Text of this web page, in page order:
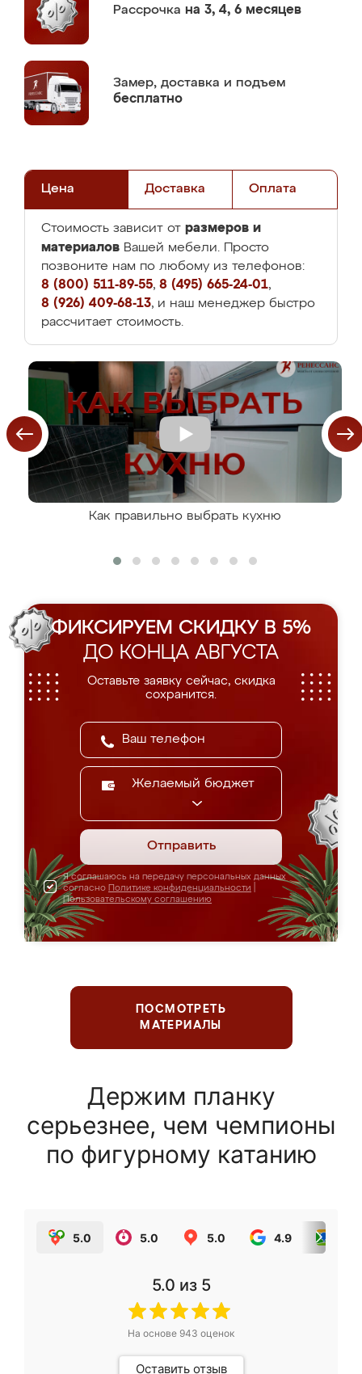
Рассрочка на 3, 4, 6 месяцев
Замер, доставка и подъем
бесплатно
Цена Доставка Оплата
Стоимость зависит от размеров и
материалов Вашей мебели. Просто
позвоните нам по любому из телефонов:
8 (800) 511-89-55, 8 (495) 665-24-01,
8 (926) 409-68-13, и наш менеджер быстро
рассчитает стоимость.
Как правильно выбрать кухню
ФИКСИРУЕМ СКИДКУ В 5%
ДО КОНЦА АВГУСТА
Оставьте заявку сейчас, скидка
сохранится.
Желаемый бюджет
Отправить
Я соглашаюсь на передачу персональных данных
согласно Политике конфиденциальности
Пользовательскому соглашению
ПОСМОТРЕТЬ
МАТЕРИАЛЫ
Держим планку
серьезнее, чем чемпионы
по фигурному катанию
5.0 5.0 5.0 4.9
5.0 из 5
На основе 943 оценок
Оставить отзыв